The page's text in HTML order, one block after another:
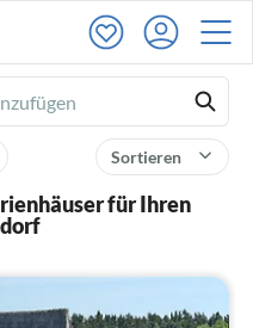
Sortieren
für Ihren